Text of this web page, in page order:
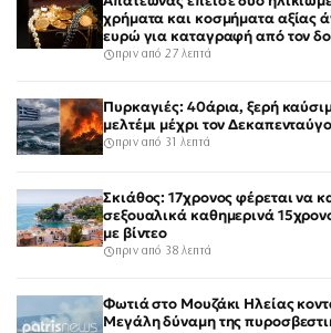
χρήματα και κοσμήματα αξίας
ευρώ για καταγραφή από τον
πριν από 27 λεπτά
Πυρκαγιές: 40άρια, ξερή
μελτέμι μέχρι τον
πριν από 31 λεπτά
Σκιάθος: 17χρονος φέρεται να
σεξουαλικά καθημερινά
με βίντεο
πριν από 38 λεπτά
Φωτιά στο Μουζάκι Ηλείας
Μεγάλη δύναμη της